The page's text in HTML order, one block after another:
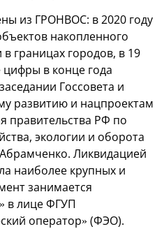
из ГРОНВОС: в 2020 году
накопленного
границах городов, в 19
в конце года
Госсовета и
развитию и нацпроектам
правительства РФ по
экологии и оборота
Ликвидацией
наиболее крупных и
занимается
в лице ФГУП
оператор» (ФЭО).